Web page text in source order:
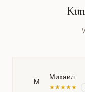
М
Михаил
★★★★★